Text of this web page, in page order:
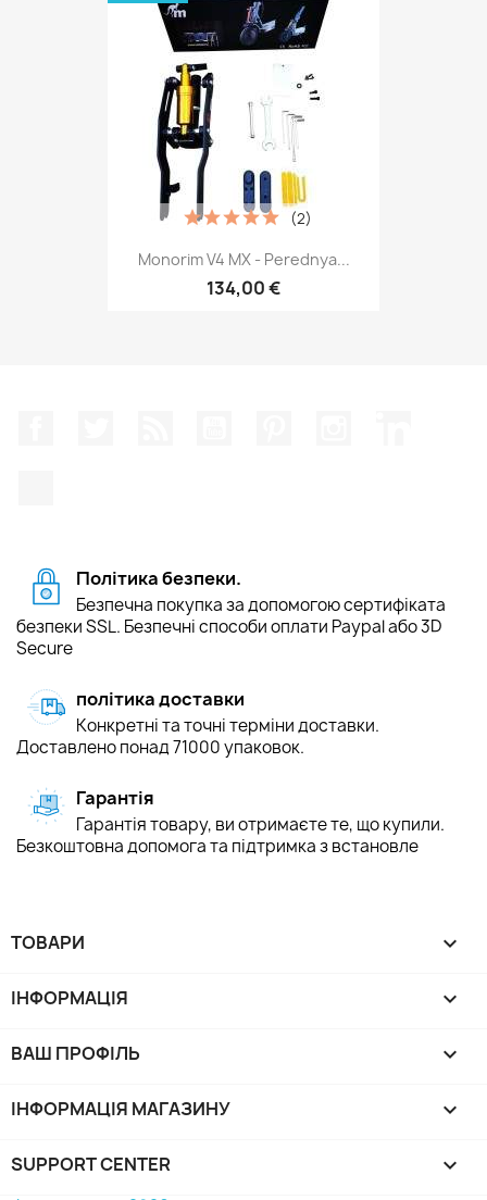
Monorim V4 MX - Perednya...
134,00 €
(2)
Політика безпеки.
Безпечна покупка за допомогою сертифіката
безпеки SSL. Безпечні способи оплати Paypal або 3D
Secure
політика доставки
Конкретні та точні терміни доставки.
Доставлено понад 71000 упаковок.
Гарантія
Гарантія товару, ви отримаєте те, що купили.
Безкоштовна допомога та підтримка з встановле
ТОВАРИ 
ІНФОРМАЦІЯ 
ВАШ ПРОФІЛЬ 
ІНФОРМАЦІЯ МАГАЗИНУ keyboard_arrow_down
SUPPORT CENTER 